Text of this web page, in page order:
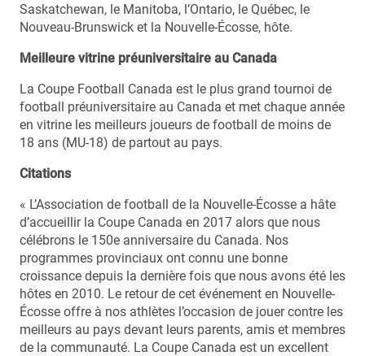
Saskatchewan, le Manitoba, l’Ontario, le Québec, le
Nouveau-Brunswick et la Nouvelle-Écosse, hôte.
Meilleure vitrine préuniversitaire au Canada
La Coupe Football Canada est le plus grand tournoi de
football préuniversitaire au Canada et met chaque année
en vitrine les meilleurs joueurs de football de moins de
18 ans (MU-18) de partout au pays.
Citations
« L’Association de football de la Nouvelle-Écosse a hâte
d’accueillir la Coupe Canada en 2017 alors que nous
célébrons le 150e anniversaire du Canada. Nos
programmes provinciaux ont connu une bonne
croissance depuis la dernière fois que nous avons été les
hôtes en 2010. Le retour de cet événement en Nouvelle-
Écosse offre à nos athlètes l’occasion de jouer contre les
meilleurs au pays devant leurs parents, amis et membres
de la communauté. La Coupe Canada est un excellent